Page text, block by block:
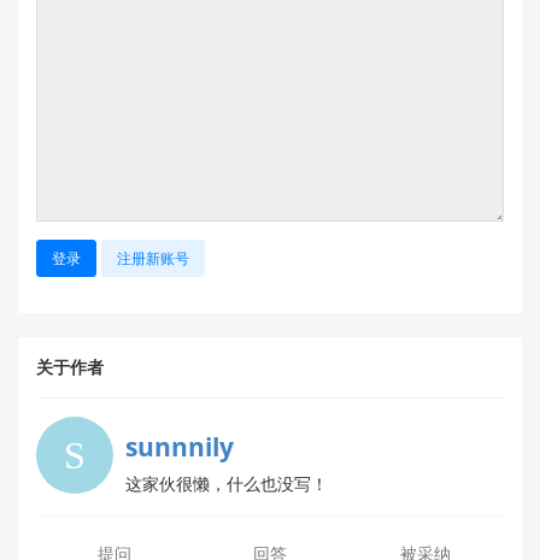
完成设置后，点击“保存”按钮，然后重启RM65
模块以使配置生效。
实际测试速度：
如果您将RM65模块连接到NAS设备，可以通
登录 注册新账号
关于作者
sunnnily
这家伙很懒，什么也没写！
提问 回答 被采纳